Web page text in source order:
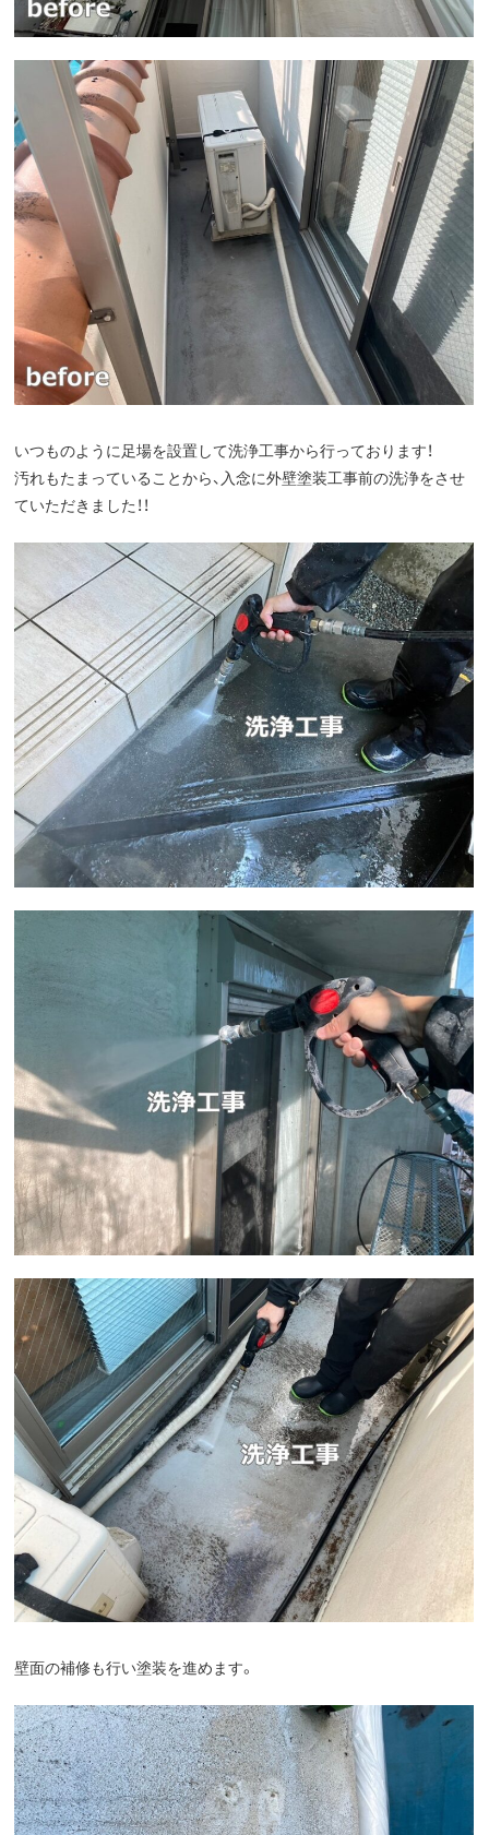
いつものように足場を設置して洗浄工事から行っております！
汚れもたまっていることから、入念に外壁塗装工事前の洗浄をさせ
ていただきました！！
壁面の補修も行い塗装を進めます。